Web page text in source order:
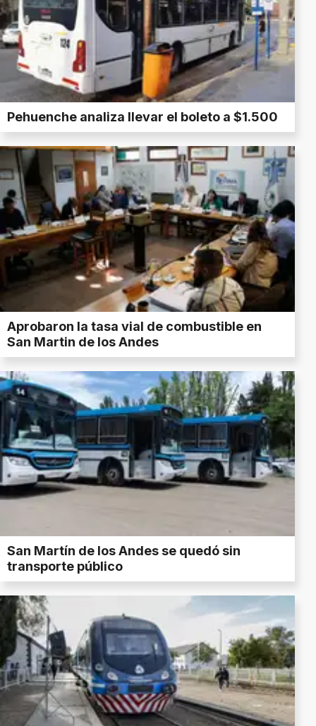
Pehuenche analiza llevar el boleto a $1.500
Aprobaron la tasa vial de combustible en
San Martin de los Andes
San Martín de los Andes se quedó sin
transporte público